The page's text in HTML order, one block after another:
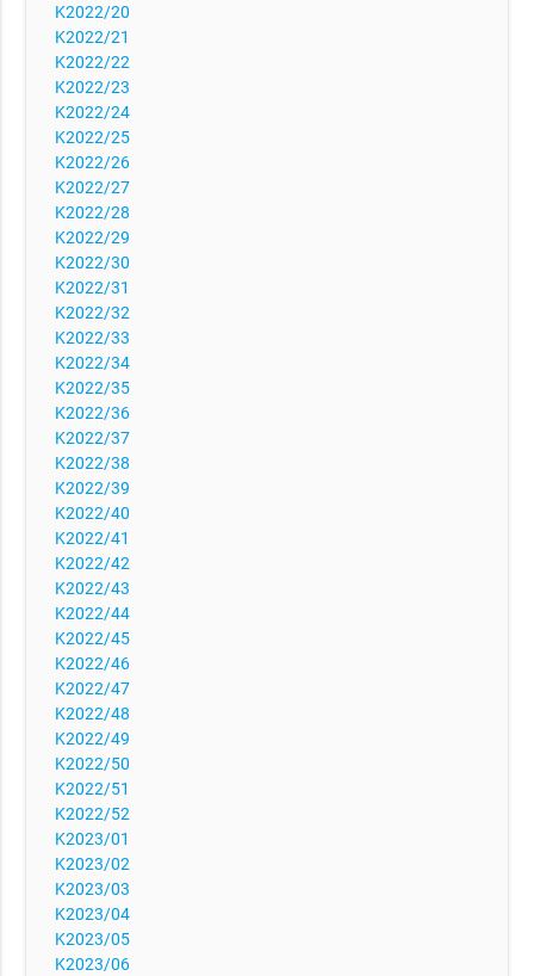
K2022/20
K2022/21
K2022/22
K2022/23
K2022/24
K2022/25
K2022/26
K2022/27
K2022/28
K2022/29
K2022/30
K2022/31
K2022/32
K2022/33
K2022/34
K2022/35
K2022/36
K2022/37
K2022/38
K2022/39
K2022/40
K2022/41
K2022/42
K2022/43
K2022/44
K2022/45
K2022/46
K2022/47
K2022/48
K2022/49
K2022/50
K2022/51
K2022/52
K2023/01
K2023/02
K2023/03
K2023/04
K2023/05
K2023/06